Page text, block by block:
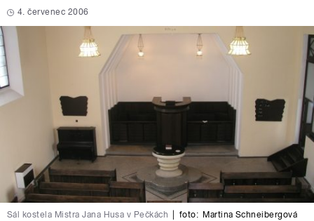
4. červenec 2006
Sál kostela Mistra Jana Husa v Pečkách foto: Martina Schneibergová